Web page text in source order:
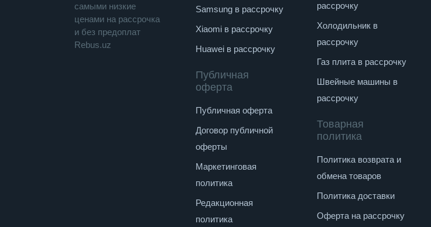
cамыми низкие
ценами на рассрочка
и без предоплат
Rebus.uz
Samsung в рассрочку
Xiaomi в рассрочку
Huawei в рассрочку
Публичная
оферта
Публичная оферта
Договор публичной
оферты
Маркетинговая
политика
Редакционная
политика
рассрочку
Холодильник в
рассрочку
Газ плита в рассрочку
Швейные машины в
рассрочку
Товарная
политика
Политика возврата и
обмена товаров
Политика доставки
Оферта на рассрочку